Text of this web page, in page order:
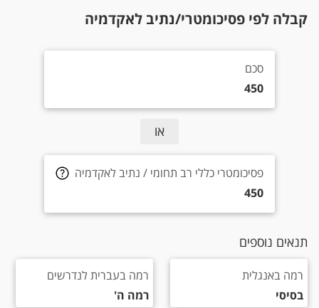
קבלה לפי פסיכומטרי/נתיב לאקדמיה
סכם 450
סכם
450
או
פסיכומטרי כללי רב תחומי / נתיב לאקדמיה 450
פסיכומטרי כללי רב תחומי / נתיב לאקדמיה
450
תנאים נוספים
רמה באנגלית בסיסי
רמה באנגלית
בסיסי
רמה בעברית לנדרשים רמה ה'
רמה בעברית לנדרשים
רמה ה'